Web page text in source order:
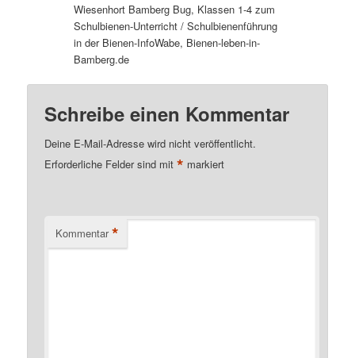
Wiesenhort Bamberg Bug, Klassen 1-4 zum
Schulbienen-Unterricht / Schulbienenführung
in der Bienen-InfoWabe, Bienen-leben-in-
Bamberg.de
Schreibe einen Kommentar
Deine E-Mail-Adresse wird nicht veröffentlicht.
Erforderliche Felder sind mit* markiert
Kommentar *